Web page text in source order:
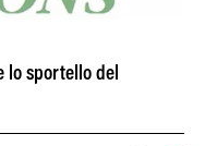
lo sportello del